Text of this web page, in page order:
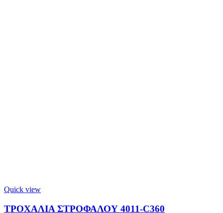
Quick view
ΤΡΟΧΑΛΙΑ ΣΤΡΟΦΑΛΟΥ 4011-C360